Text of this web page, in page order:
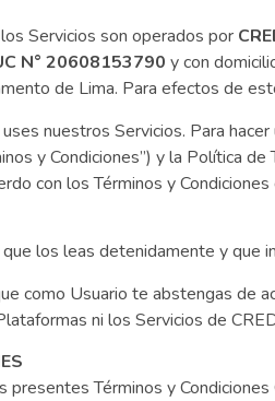
Servicios son operados por
N° 20608153790 y con
de Lima. Para efectos de
nuestros Servicios. Para
y Condiciones”) y la Política
con los Términos y
los leas detenidamente y que
como Usuario te abstengas de
ni los Servicios de
presentes Términos y